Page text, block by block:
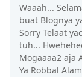
Waaah...
buat Blognya
Sorry Telaat
tuh...
Mogaaaa2 aja
Ya Robbal